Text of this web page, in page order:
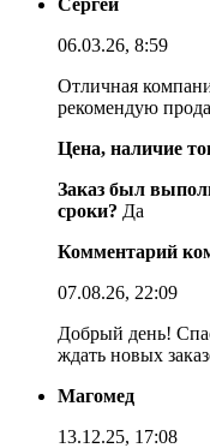
06.03.26, 8:59
Отличная
рекомендую
Цена, наличие
Заказ был
сроки? Да
Комментарий
07.08.26, 22:09
Добрый день!
ждать новых
Магомед
13.12.25, 17:08